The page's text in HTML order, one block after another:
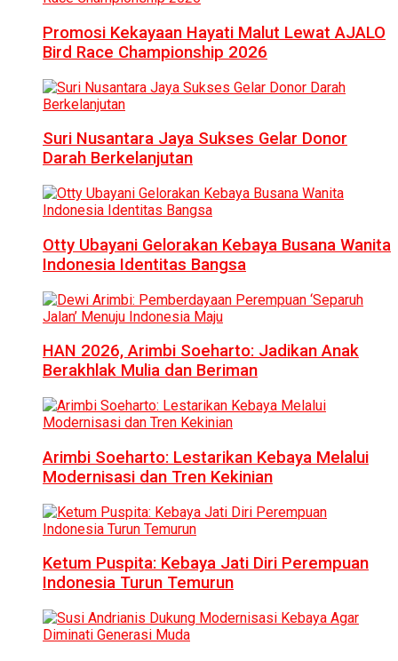
Promosi Kekayaan Hayati Malut Lewat AJALO
Bird Race Championship 2026
Suri Nusantara Jaya Sukses Gelar Donor
Darah Berkelanjutan
Otty Ubayani Gelorakan Kebaya Busana Wanita
Indonesia Identitas Bangsa
HAN 2026, Arimbi Soeharto: Jadikan Anak
Berakhlak Mulia dan Beriman
Arimbi Soeharto: Lestarikan Kebaya Melalui
Modernisasi dan Tren Kekinian
Ketum Puspita: Kebaya Jati Diri Perempuan
Indonesia Turun Temurun